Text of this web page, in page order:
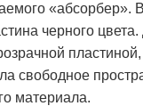
«абсорбер».
черного
свободное
материала.